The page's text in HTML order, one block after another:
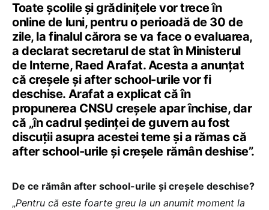
Toate școlile și grădinițele vor trece în
online de luni, pentru o perioadă de 30 de
zile, la finalul cărora se va face o evaluarea,
a declarat secretarul de stat în Ministerul
de Interne, Raed Arafat. Acesta a anunțat
că creșele și after school-urile vor fi
deschise. Arafat a explicat că în
propunerea CNSU creșele apar închise, dar
că „în cadrul ședinței de guvern au fost
discuții asupra acestei teme și a rămas că
after school-urile și creșele rămân deshise”.
De ce rămân after school-urile și creșele deschise?
„Pentru că este foarte greu la un anumit moment la